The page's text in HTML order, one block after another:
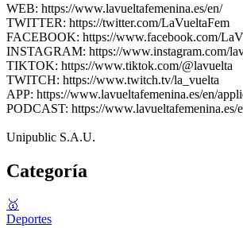
WEB: https://www.lavueltafemenina.es/en/
TWITTER: https://twitter.com/LaVueltaFem
FACEBOOK: https://www.facebook.com/
INSTAGRAM: https://www.instagram.com/
TIKTOK: https://www.tiktok.com/@lavuelta
TWITCH: https://www.twitch.tv/la_vuelta
APP: https://www.lavueltafemenina.es/en/
PODCAST: https://www.lavueltafemenina.es/
Unipublic S.A.U.
Categoría
🥇
Deportes